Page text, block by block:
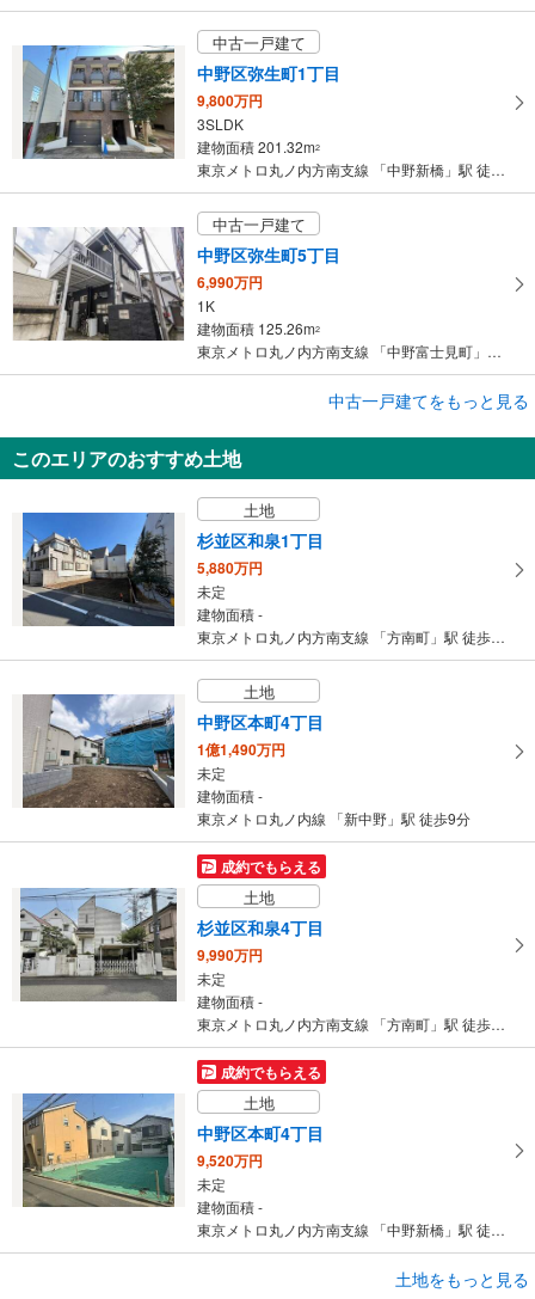
中古一戸建て
中野区弥生町1丁目
9,800万円
3SLDK
建物面積 201.32m2
東京メトロ丸ノ内方南支線 「中野新橋」駅 徒歩9分
中古一戸建て
中野区弥生町5丁目
6,990万円
1K
建物面積 125.26m2
東京メトロ丸ノ内方南支線 「中野富士見町」駅 徒歩7分
杉並区堀ノ内1丁目
4,388万円
建物面積 56.53m
中古一戸建てをもっと見る
このエリアのおすすめ土地
土地
杉並区和泉1丁目
5,880万円
未定
建物面積 -
東京メトロ丸ノ内方南支線 「方南町」駅 徒歩9分
土地
中野区本町4丁目
1億1,490万円
未定
建物面積 -
東京メトロ丸ノ内線 「新中野」駅 徒歩9分
成約でもらえる
土地
杉並区和泉4丁目
9,990万円
未定
建物面積 -
東京メトロ丸ノ内方南支線 「方南町」駅 徒歩10分
成約でもらえる
土地
中野区本町4丁目
9,520万円
未定
建物面積 -
東京メトロ丸ノ内方南支線 「中野新橋」駅 徒歩6分
土地をもっと見る